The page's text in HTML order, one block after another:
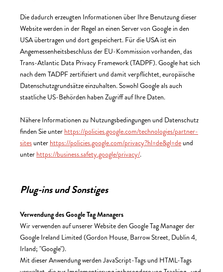
Die dadurch erzeugten Informationen über Ihre Benutzung dieser
Website werden in der Regel an einen Server von Google in den
USA übertragen und dort gespeichert. Für die USA ist ein
Angemessenheitsbeschluss der EU-Kommission vorhanden, das
Trans-Atlantic Data Privacy Framework (TADPF).Google hat sich
nach dem TADPF zertifiziert und damit verpflichtet, europäische
Datenschutzgrundsätze einzuhalten.Sowohl Google als auch
staatliche US-Behörden haben Zugriff auf Ihre Daten.
Nähere Informationen zu Nutzungsbedingungen und Datenschutz
finden Sie unter https://policies.google.com/technologies/partner-
sites unter https://policies.google.com/privacy?hl=de&gl=de und
unter https://business.safety.google/privacy/.
Plug-ins und Sonstiges
Verwendung des Google Tag Managers
Wir verwenden auf unserer Website den Google Tag Manager der
Google Ireland Limited (Gordon House, Barrow Street, Dublin 4,
Irland; "Google").
Mit dieser Anwendung werden JavaScript-Tags und HTML-Tags